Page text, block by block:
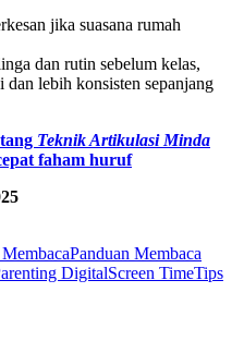
jika suasana rumah
dan rutin sebelum kelas,
lebih konsisten sepanjang
TeknikArtikulasiMinda
faham huruf
Panduan Membaca
DigitalScreen TimeTips